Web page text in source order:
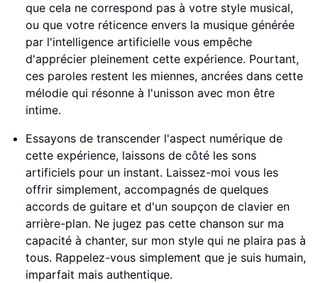
que cela ne correspond pas à votre style musical,
ou que votre réticence envers la musique générée
par l'intelligence artificielle vous empêche
d'apprécier pleinement cette expérience. Pourtant,
ces paroles restent les miennes, ancrées dans cette
mélodie qui résonne à l'unisson avec mon être
intime.
Essayons de transcender l'aspect numérique de
cette expérience, laissons de côté les sons
artificiels pour un instant. Laissez-moi vous les
offrir simplement, accompagnés de quelques
accords de guitare et d'un soupçon de clavier en
arrière-plan. Ne jugez pas cette chanson sur ma
capacité à chanter, sur mon style qui ne plaira pas à
tous. Rappelez-vous simplement que je suis humain,
imparfait mais authentique.